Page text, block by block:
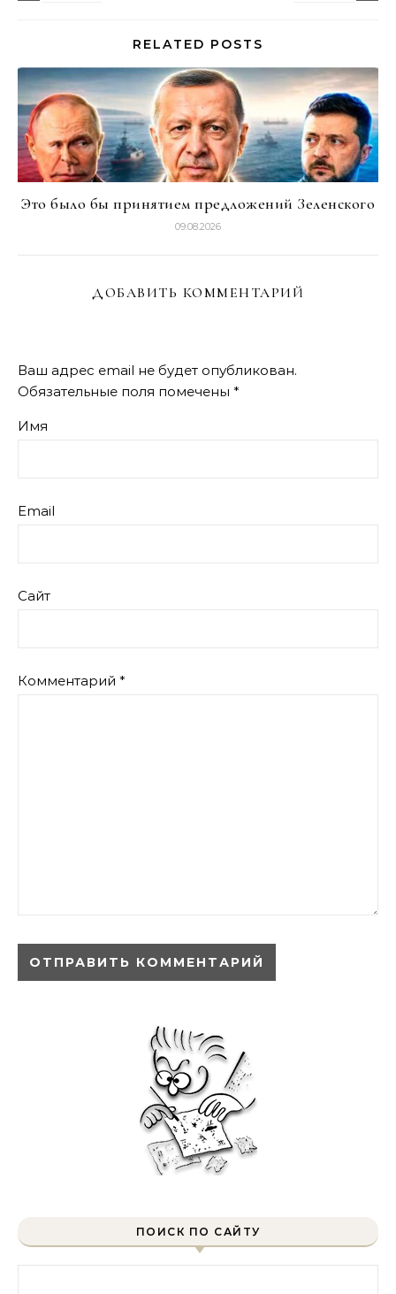
RELATED POSTS
Это было бы принятием предложений Зеленского
09.08.2026
ДОБАВИТЬ КОММЕНТАРИЙ
Ваш адрес email не будет опубликован.
Обязательные поля помечены *
Имя
Email
Сайт
Комментарий *
ПОИСК ПО САЙТУ